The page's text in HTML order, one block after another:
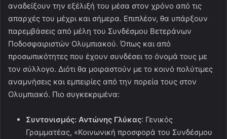
αναδείξουν την εξέλιξή του μέσα στον χρόνο από τις
απαρχές του μέχρι και σήμερα. Επιπλέον, θα υπάρξουν
παρεμβάσεις από μέλη του Συνδέσμου Βετεράνων
Ποδοσφαιριστών Ολυμπιακού. Όπως και από
προσωπικότητες που έχουν συνδέσει το όνομά τους με
τον σύλλογο. Διότι θα μοιραστούν με το κοινό πολύτιμες
αναμνήσεις και εμπειρίες από την πορεία τους στον
Ολυμπιακό. Πιο συγκεκριμένα:
Συντονισμός: Αντώνης Γλύκας: Γενικός
Γραμματέας, «Κοινωνική προσφορά του Συνδέσμου